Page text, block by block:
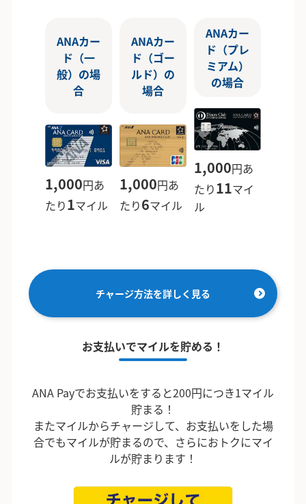
ANAカー
ド（一
般）の場
合
1,000円あ
たり1マイル
ANAカー
ド（ゴー
ルド）の
場合
1,000円あ
たり6マイル
ANAカー
ド（プレ
ミアム）
の場合
1,000円あ
たり11マイ
ル
チャージ方法を詳しく見る
お支払いでマイルを貯める！
ANA Payでお支払いをすると200円につき1マイル
貯まる！
またマイルからチャージして、お支払いをした場
合でもマイルが貯まるので、さらにおトクにマイ
ルが貯まります！